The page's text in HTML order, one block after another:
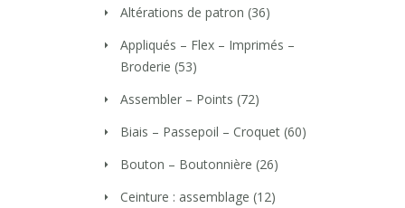
Altérations de patron (36)
Appliqués – Flex – Imprimés –
Broderie (53)
Assembler – Points (72)
Biais – Passepoil – Croquet (60)
Bouton – Boutonnière (26)
Ceinture : assemblage (12)